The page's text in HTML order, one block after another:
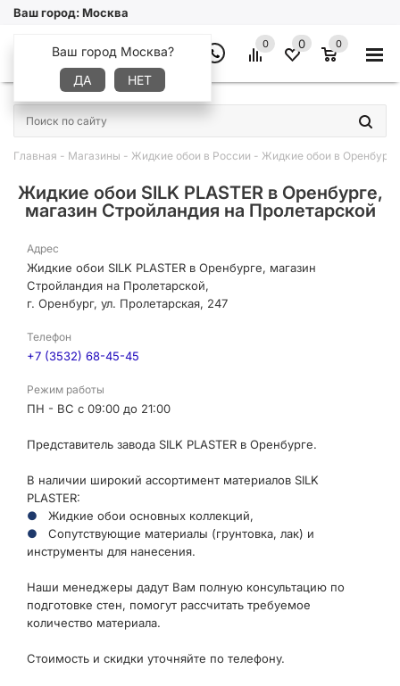
Ваш город:Москва
Ваш город Москва?
ДА
НЕТ
0 0 0
×
Главная - Магазины - Жидкие обои в России - Жидкие обои в
Жидкие обои SILK PLASTER в Оренбурге,
магазин Стройландия на Пролетарской
Адрес
Жидкие обои SILK PLASTER в Оренбурге, магазин
Стройландия на Пролетарской,
г. Оренбург, ул. Пролетарская, 247
Телефон
+7 (3532) 68-45-45
Режим работы
ПН - ВС с 09:00 до 21:00
Представитель завода SILK PLASTER в Оренбурге.
В наличии широкий ассортимент материалов SILK
PLASTER:
Жидкие обои основных коллекций,
Сопутствующие материалы (грунтовка, лак) и
инструменты для нанесения.
Наши менеджеры дадут Вам полную консультацию по
подготовке стен, помогут рассчитать требуемое
количество материала.
Стоимость и скидки уточняйте по телефону.